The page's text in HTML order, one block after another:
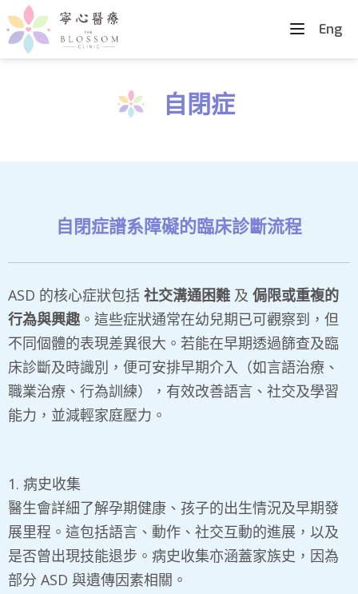
Eng
自閉症
自閉症譜系障礙的臨床診斷流程
ASD 的核心症狀包括 社交溝通困難 及 侷限或重複的
行為與興趣。這些症狀通常在幼兒期已可觀察到，但
不同個體的表現差異很大。若能在早期透過篩查及臨
床診斷及時識別，便可安排早期介入（如言語治療、
職業治療、行為訓練），有效改善語言、社交及學習
能力，並減輕家庭壓力。
1. 病史收集
醫生會詳細了解孕期健康、孩子的出生情況及早期發
展里程。這包括語言、動作、社交互動的進展，以及
是否曾出現技能退步。病史收集亦涵蓋家族史，因為
部分 ASD 與遺傳因素相關。